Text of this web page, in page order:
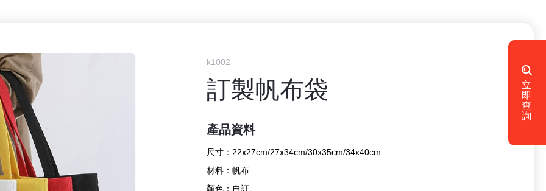
k1002
訂製帆布袋
產品資料
尺寸： 22x27cm/27x34cm/30x35cm/34x40cm
材料：帆布
顏色： 自訂
立
即
查
詢